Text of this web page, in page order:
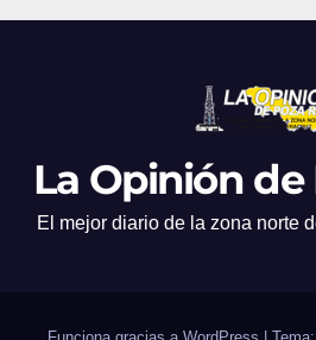
La Opinión de
El mejor diario de la zona norte